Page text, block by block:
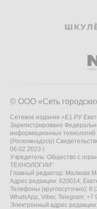
© ООО «Сеть
Сетевое издание «Е1.РУ
Зарегистрировано
информационных технологий
(Роскомнадзор)
06.02.2023 г.
Учредитель: Общество с
ТЕХНОЛОГИИ"
Главный редактор: Малкова
Адрес редакции: 620014,
Телефоны (круглосуточно): 8
WhatsApp, Viber, Telegram: +7
Электронный адрес редакции: